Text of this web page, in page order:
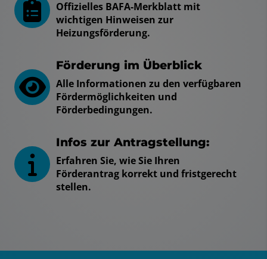
Offizielles BAFA-Merkblatt mit
wichtigen Hinweisen zur
Heizungsförderung.
Förderung im Überblick
Alle Informationen zu den verfügbaren
Fördermöglichkeiten und
Förderbedingungen.
Infos zur Antragstellung:
Erfahren Sie, wie Sie Ihren
Förderantrag korrekt und fristgerecht
stellen.